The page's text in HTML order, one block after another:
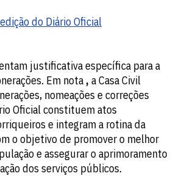
do Diário Oficial
justificativa específica para a
Em nota , a Casa Civil
nomeações e correções
Oficial constituem atos
e integram a rotina da
o objetivo de promover o melhor
e assegurar o aprimoramento
dos serviços públicos.